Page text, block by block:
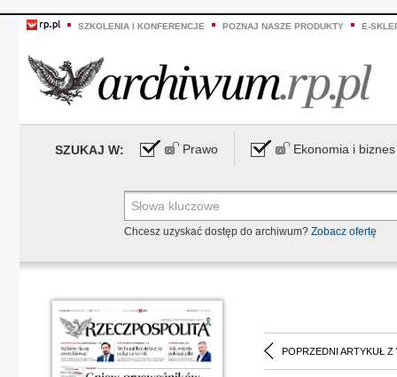
SZKOLENIA I KONFERENCJE POZNAJ NASZE PRODUKTY E-
SZUKAJ W: Prawo Ekonomia i biznes
Chcesz uzyskać dostęp do archiwum? Zobacz ofertę
POPRZEDNI ARTYKUŁ Z